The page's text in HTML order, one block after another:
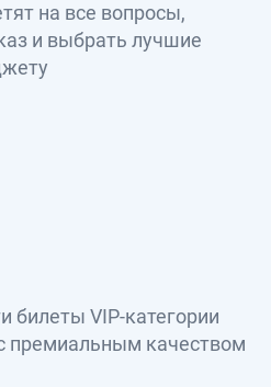
на все вопросы,
и выбрать лучшие
билеты VIP-категории
премиальным качеством